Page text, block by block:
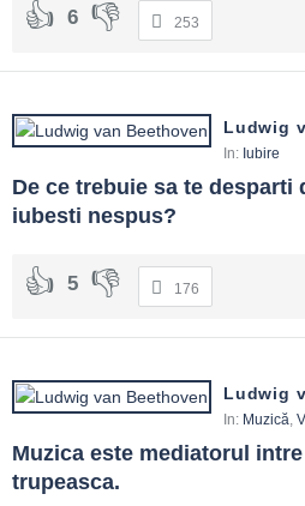
6 253
Ludwig
In: Iubire
De ce trebuie sa te desparti
iubesti nespus?
5 176
Ludwig
In: Muzică
Muzica este mediatorul
trupeasca.